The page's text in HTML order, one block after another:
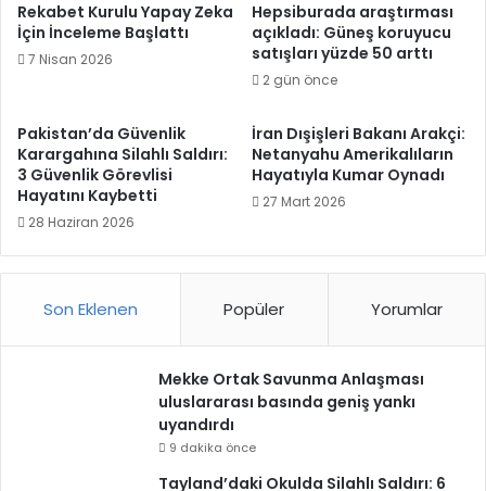
Rekabet Kurulu Yapay Zeka
İçin İnceleme Başlattı
7 Nisan 2026
Hepsiburada araştırması
açıkladı: Güneş koruyucu
satışları yüzde 50 arttı
2 gün önce
Pakistan’da Güvenlik
Karargahına Silahlı Saldırı:
3 Güvenlik Görevlisi
Hayatını Kaybetti
28 Haziran 2026
İran Dışişleri Bakanı Arakçi:
Netanyahu Amerikalıların
Hayatıyla Kumar Oynadı
27 Mart 2026
Son Eklenen Popüler Yorumlar
Mekke Ortak Savunma Anlaşması
uluslararası basında geniş yankı
uyandırdı
9 dakika önce
Tayland’daki Okulda Silahlı Saldırı: 6